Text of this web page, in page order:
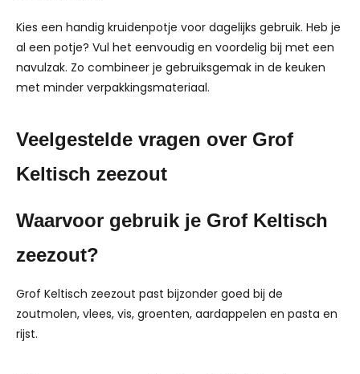
Kies een handig kruidenpotje voor dagelijks gebruik. Heb je
al een potje? Vul het eenvoudig en voordelig bij met een
navulzak. Zo combineer je gebruiksgemak in de keuken
met minder verpakkingsmateriaal.
Veelgestelde vragen over Grof
Keltisch zeezout
Waarvoor gebruik je Grof Keltisch
zeezout?
Grof Keltisch zeezout past bijzonder goed bij de
zoutmolen, vlees, vis, groenten, aardappelen en pasta en
rijst.